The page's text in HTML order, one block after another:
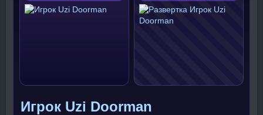
Игрок Uzi Doorman